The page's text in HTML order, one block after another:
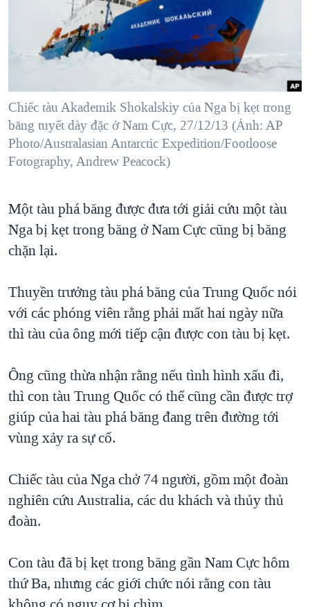
NGƯỜI VIỆT HẢI NGOẠI
ĐỜI SỐNG
KINH TẾ
KHOA HỌC
SỨC KHOẺ
VĂN HOÁ
THỂ THAO
HÀNH TRÌNH BẦU CỬ 2024
MỘT NĂM CHIẾN TRANH TẠI DẢI GAZA
NGÀY TỊ NẠN THẾ GIỚI
TRỊNH VĨNH BÌNH - NGƯỜI HẠ 'BÊN THẮNG CUỘC'
CÁC GIÁ TRỊ CỘNG HÒA Ở VIỆT NAM
THƯỢNG ĐỈNH TRUMP-KIM TẠI VIỆT NAM
TRỊNH VĨNH BÌNH VS. CHÍNH PHỦ VIỆT NAM
BÊN KIA QUỐC LỘ: TIẾNG VỌNG TỪ NÔNG THÔN MỸ
QUAN HỆ VIỆT MỸ
Ngôn ngữ khác
Chiếc tàu Akademik Shokalskiy của Nga bị kẹt trong
băng tuyết dày đặc ở Nam Cực, 27/12/13 (Ảnh: AP
Photo/Australasian Antarctic Expedition/Footloose
Fotography, Andrew Peacock)
Một tàu phá băng được đưa tới giải cứu một tàu
Nga bị kẹt trong băng ở Nam Cực cũng bị băng
chặn lại.
Thuyền trưởng tàu phá băng của Trung Quốc nói
với các phóng viên rằng phải mất hai ngày nữa
thì tàu của ông mới tiếp cận được con tàu bị kẹt.
Ông cũng thừa nhận rằng nếu tình hình xấu đi,
thì con tàu Trung Quốc có thể cũng cần được trợ
giúp của hai tàu phá băng đang trên đường tới
vùng xảy ra sự cố.
Chiếc tàu của Nga chở 74 người, gồm một đoàn
nghiên cứu Australia, các du khách và thủy thủ
đoàn.
Con tàu đã bị kẹt trong băng gần Nam Cực hôm
thứ Ba, nhưng các giới chức nói rằng con tàu